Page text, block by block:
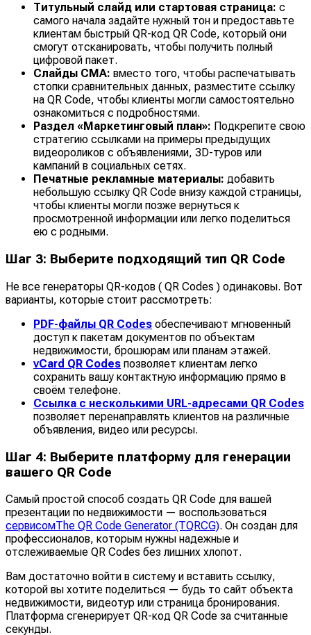
Титульный слайд или стартовая страница: с
самого начала задайте нужный тон и предоставьте
клиентам быстрый QR-код QR Code, который они
смогут отсканировать, чтобы получить полный
цифровой пакет.
Слайды CMA: вместо того, чтобы распечатывать
стопки сравнительных данных, разместите ссылку
на QR Code, чтобы клиенты могли самостоятельно
ознакомиться с подробностями.
Раздел «Маркетинговый план»: Подкрепите свою
стратегию ссылками на примеры предыдущих
видеороликов с объявлениями, 3D-туров или
кампаний в социальных сетях.
Печатные рекламные материалы: добавить
небольшую ссылку QR Code внизу каждой страницы,
чтобы клиенты могли позже вернуться к
просмотренной информации или легко поделиться
ею с родными.
Шаг 3: Выберите подходящий тип QR Code
Не все генераторы QR-кодов ( QR Codes ) одинаковы. Вот
варианты, которые стоит рассмотреть:
PDF-файлы QR Codes обеспечивают мгновенный
доступ к пакетам документов по объектам
недвижимости, брошюрам или планам этажей.
vCard QR Codes позволяет клиентам легко
сохранить вашу контактную информацию прямо в
своём телефоне.
Ссылка с несколькими URL-адресами QR Codes
позволяет перенаправлять клиентов на различные
объявления, видео или ресурсы.
Шаг 4: Выберите платформу для генерации
вашего QR Code
Самый простой способ создать QR Code для вашей
презентации по недвижимости — воспользоваться
сервисомThe QR Code Generator (TQRCG). Он создан для
профессионалов, которым нужны надежные и
отслеживаемые QR Codes без лишних хлопот.
Вам достаточно войти в систему и вставить ссылку,
которой вы хотите поделиться — будь то сайт объекта
недвижимости, видеотур или страница бронирования.
Платформа сгенерирует QR-код QR Code за считанные
секунды.